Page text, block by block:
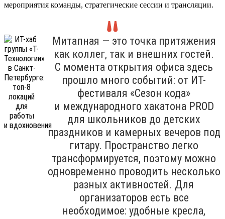
мероприятия команды, стратегические сессии и трансляции.
Митапная — это точка притяжения
как коллег, так и внешних гостей.
С момента открытия офиса здесь
прошло много событий: от ИТ-
фестиваля «Сезон кода»
и международного хакатона PROD
для школьников до детских
праздников и камерных вечеров под
гитару. Пространство легко
трансформируется, поэтому можно
одновременно проводить несколько
разных активностей. Для
организаторов есть все
необходимое: удобные кресла,